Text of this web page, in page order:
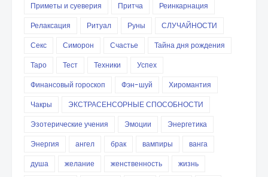
Приметы и суеверия
Притча
Реинкарнация
Релаксация
Ритуал Руны
СЛУЧАЙНОСТИ
Секс
Симорон Счастье
Тайна дня рождения
Таро
Тест Техники
Успех
Финансовый гороскоп
Фэн-шуй
Хиромантия
Чакры
ЭКСТРАСЕНСОРНЫЕ СПОСОБНОСТИ
Эзотерические учения
Эмоции
Энергетика
Энергия
ангел брак вампиры
ванга
душа
желание женственность
жизнь